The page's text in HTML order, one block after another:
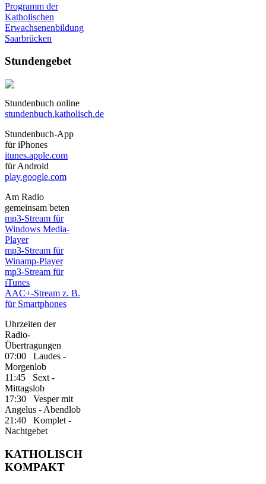
Programm der
Katholischen
Erwachsenenbildung
Saarbrücken
Stundengebet
Stundenbuch online
stundenbuch.katholisch.de
Stundenbuch-App
für iPhones
itunes.apple.com
für Android
play.google.com
Am Radio
gemeinsam beten
mp3-Stream für
Windows Media-
Player
mp3-Stream für
Winamp-Player
mp3-Stream für
iTunes
AAC+-Stream z. B.
für Smartphones
Uhrzeiten der
Radio-
Übertragungen
07:00 Laudes -
Morgenlob
11:45 Sext -
Mittagslob
17:30 Vesper mit
Angelus - Abendlob
21:40 Komplet -
Nachtgebet
KATHOLISCH
KOMPAKT